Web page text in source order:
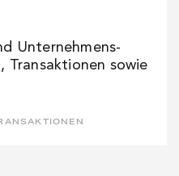
Unternehmens-
Transaktionen sowie